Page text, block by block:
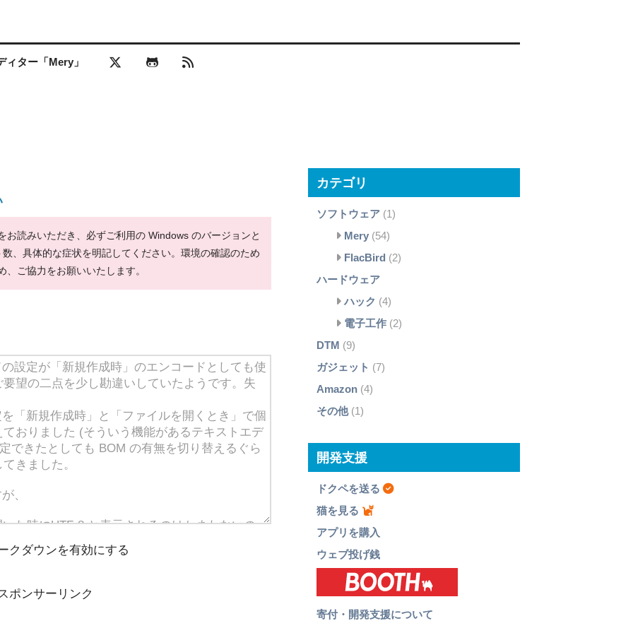
ィター「Mery」
お読みいただき、必ずご利用の Windows のバージョンと
、具体的な症状を明記してください。環境の確認のため
ご協力をお願いいたします。
クダウンを有効にする
ポンサーリンク
カテゴリ
ソフトウェア(1)
Mery (54)
FlacBird (2)
ハードウェア
ハック (4)
電子工作 (2)
DTM (9)
ガジェット (7)
Amazon(4)
その他(1)
開発支援
ドクペを送る
猫を見る
アプリを購入
ウェブ投げ銭
寄付・開発支援について